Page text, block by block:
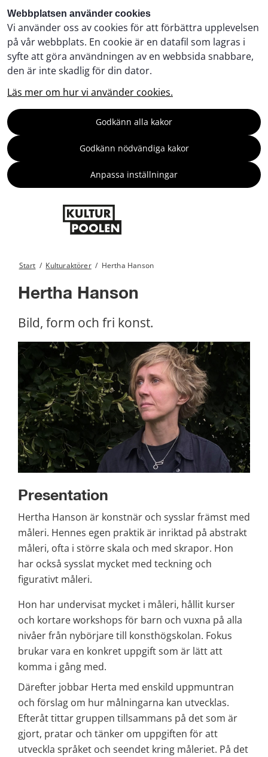
Webbplatsen använder cookies
Vi använder oss av cookies för att förbättra upplevelsen
på vår webbplats. En cookie är en datafil som lagras i
syfte att göra användningen av en webbsida snabbare,
den är inte skadlig för din dator.
Läs mer om hur vi använder cookies.
Godkänn alla kakor
Godkänn nödvändiga kakor
Anpassa inställningar
Start / Kulturaktörer / Hertha Hanson
Hertha Hanson
Bild, form och fri konst.
Presentation
Hertha Hanson är konstnär och sysslar främst med
måleri. Hennes egen praktik är inriktad på abstrakt
måleri, ofta i större skala och med skrapor. Hon
har också sysslat mycket med teckning och
figurativt måleri.
Hon har undervisat mycket i måleri, hållit kurser
och kortare workshops för barn och vuxna på alla
nivåer från nybörjare till konsthögskolan. Fokus
brukar vara en konkret uppgift som är lätt att
komma i gång med.
Därefter jobbar Herta med enskild uppmuntran
och förslag om hur målningarna kan utvecklas.
Efteråt tittar gruppen tillsammans på det som är
gjort, pratar och tänker om uppgiften för att
utveckla språket och seendet kring måleriet. På det